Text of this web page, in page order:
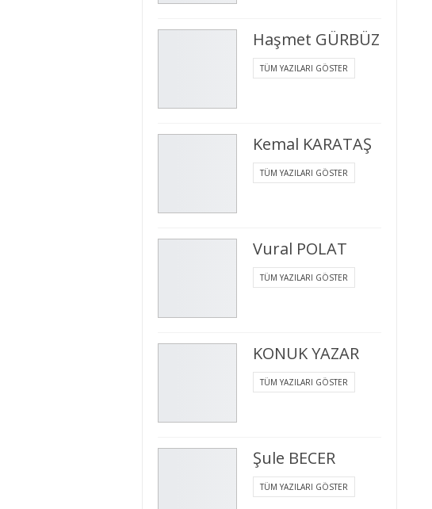
Haşmet GÜRBÜZ
TÜM YAZILARI GÖSTER
Kemal KARATAŞ
TÜM YAZILARI GÖSTER
Vural POLAT
TÜM YAZILARI GÖSTER
KONUK YAZAR
TÜM YAZILARI GÖSTER
Şule BECER
TÜM YAZILARI GÖSTER